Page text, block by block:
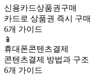
신용카드상품권구매
카드로 상품권 즉시 구매
6개 가이드
📱
휴대폰콘텐츠결제
콘텐츠결제 방법과 구조
6개 가이드